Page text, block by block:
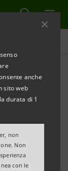
anche
sito web
durata di 1
non
Non
con le
PROGETTI
agli enti locali
su